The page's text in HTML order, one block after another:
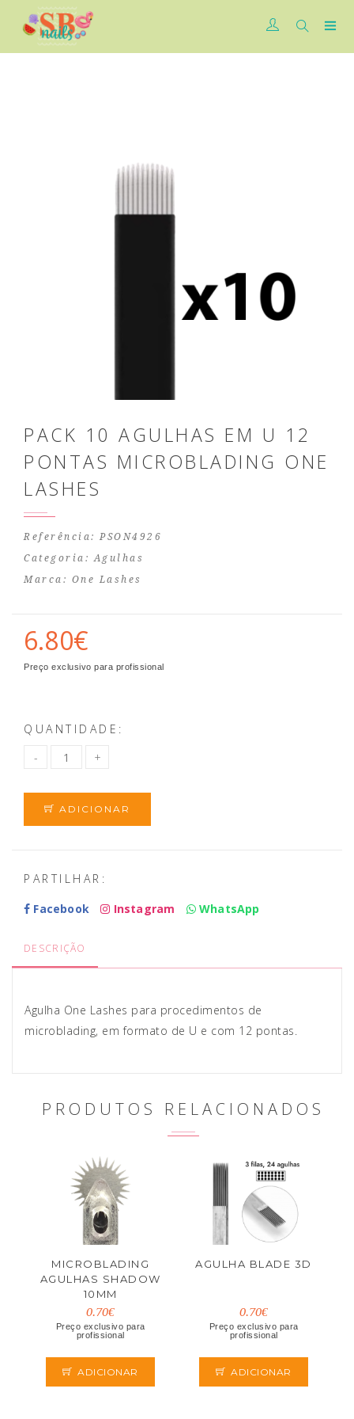
PACK 10 AGULHAS EM U 12
PONTAS MICROBLADING ONE
LASHES
Referência: PSON4926
Categoria:Agulhas
Marca: One Lashes
6.80€
Preço exclusivo para profissional
QUANTIDADE:
ADICIONAR
PARTILHAR:
Facebook
Instagram WhatsApp
DESCRIÇÃO
Agulha One Lashes para procedimentos de
microblading, em formato de U e com 12 pontas.
PRODUTOS RELACIONADOS
MICROBLADING
AGULHAS SHADOW
10MM
0.70€
Preço exclusivo para
profissional
ADICIONAR
AGULHA BLADE 3D
0.70€
Preço exclusivo para
profissional
ADICIONAR